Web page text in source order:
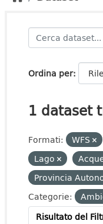
Ordina per
1 dataset
Formati: WFS
Lago
Provincia
Categorie:
Risultato del